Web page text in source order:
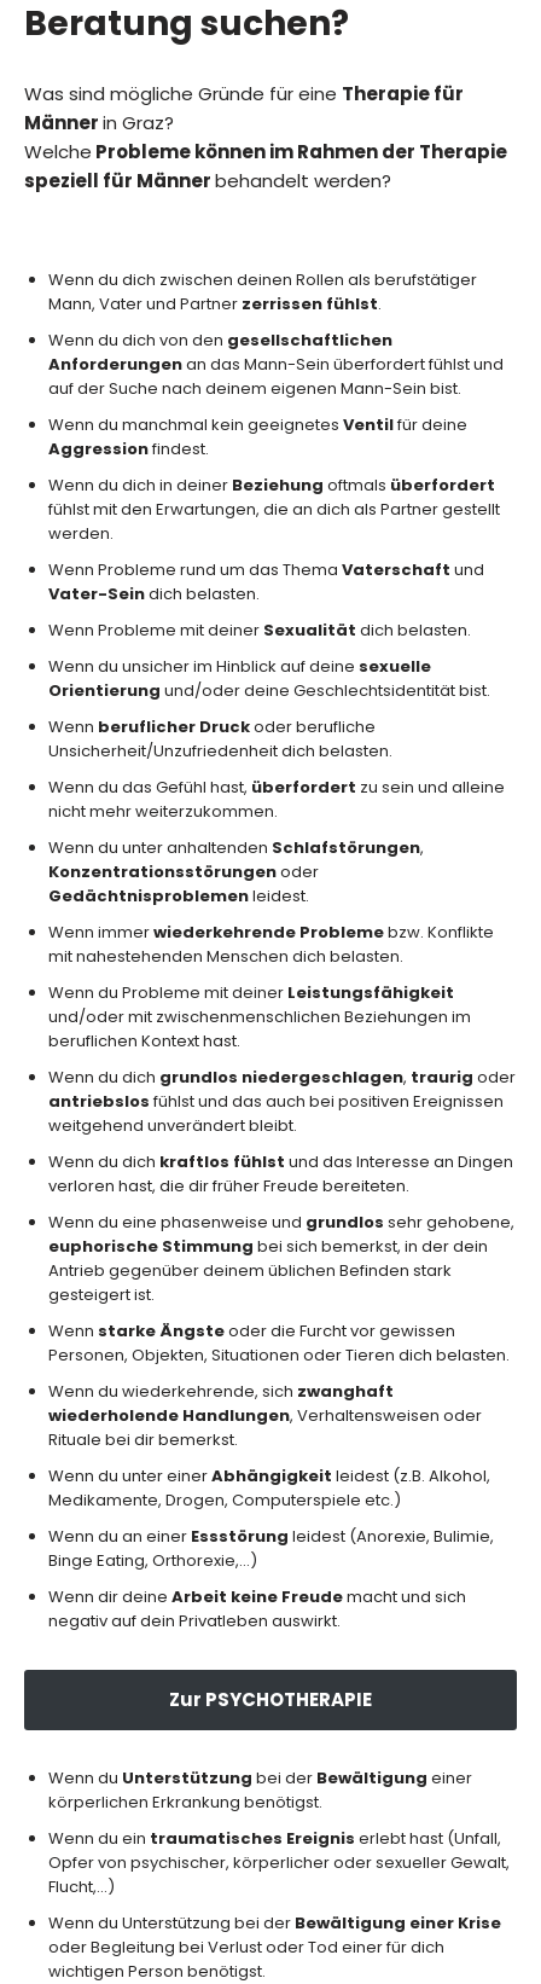
Beratung suchen?
Was sind mögliche Gründe für eine Therapie für
Männerin Graz?
Welche Probleme können im Rahmen der Therapie
speziell für Männerbehandelt werden?
Wenn du dich zwischen deinen Rollen als berufstätiger
Mann, Vater und Partner zerrissen fühlst.
Wenn du dich von den gesellschaftlichen
Anforderungenan das Mann-Sein überfordert fühlst und
auf der Suche nach deinem eigenen Mann-Sein bist.
Wenn du manchmal kein geeignetes Ventilfür deine
Aggressionfindest.
Wenn du dich in deiner Beziehung oftmals überfordert
fühlst mit den Erwartungen, die an dich als Partner gestellt
werden.
Wenn Probleme rund um das Thema Vaterschaft und
Vater-Seindich belasten.
Wenn Probleme mit deiner Sexualität dich belasten.
Wenn du unsicher im Hinblick auf deine sexuelle
Orientierung und/oder deine Geschlechtsidentität bist.
Wenn beruflicher Druckoder berufliche
Unsicherheit/Unzufriedenheit dich belasten.
Wenn du das Gefühl hast, überfordert zu sein und alleine
nicht mehr weiterzukommen.
Wenn du unter anhaltenden Schlafstörungen,
Konzentrationsstörungenoder
Gedächtnisproblemenleidest.
Wenn immerwiederkehrende Problemebzw. Konflikte
mit nahestehenden Menschen dich belasten.
Wenn du Probleme mit deiner Leistungsfähigkeit
und/oder mit zwischenmenschlichen Beziehungen im
beruflichen Kontext hast.
Wenn du dich grundlos niedergeschlagen, traurig oder
antriebslosfühlst und das auch bei positiven Ereignissen
weitgehend unverändert bleibt.
Wenn du dich kraftlos fühlst und das Interesse an Dingen
verloren hast, die dir früher Freude bereiteten.
Wenn du eine phasenweise und grundlos sehr gehobene,
euphorische Stimmung bei sich bemerkst, in der dein
Antrieb gegenüber deinem üblichen Befinden stark
gesteigert ist.
Wenn starke Ängsteoder die Furcht vor gewissen
Personen, Objekten, Situationen oder Tieren dich belasten.
Wenn du wiederkehrende, sich zwanghaft
wiederholende Handlungen, Verhaltensweisen oder
Rituale bei dir bemerkst.
Wenn du unter einerAbhängigkeit leidest (z.B. Alkohol,
Medikamente, Drogen, Computerspiele etc.)
Wenn du an einer Essstörung leidest (Anorexie, Bulimie,
Binge Eating, Orthorexie,…)
Wenn dir deine Arbeit keine Freudemacht und sich
negativ auf dein Privatleben auswirkt.
Zur PSYCHOTHERAPIE
Wenn du Unterstützung bei der Bewältigung einer
körperlichen Erkrankung benötigst.
Wenn du ein traumatisches Ereignis erlebt hast (Unfall,
Opfer von psychischer, körperlicher oder sexueller Gewalt,
Flucht,…)
Wenn du Unterstützung bei der Bewältigung einer Krise
oder Begleitung bei Verlust oder Tod einer für dich
wichtigen Person benötigst.